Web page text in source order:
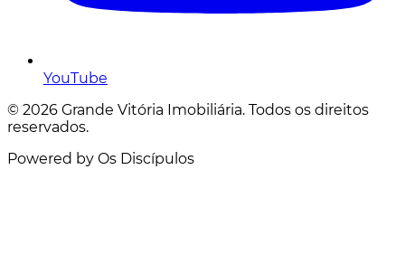
YouTube
© 2026 Grande Vitória Imobiliária. Todos os direitos
reservados.
Powered by Os Discípulos